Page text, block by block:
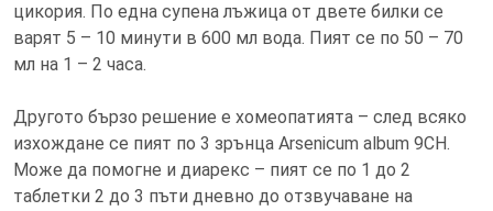
цикория. По една супена лъжица от двете билки се
варят 5 – 10 минути в 600 мл вода. Пият се по 50 – 70
мл на 1 – 2 часа.
Другото бързо решение е хомеопатията – след всяко
изхождане се пият по 3 зрънца Arsenicum album 9CH.
Може да помогне и диарекс – пият се по 1 до 2
таблетки 2 до 3 пъти дневно до отзвучаване на